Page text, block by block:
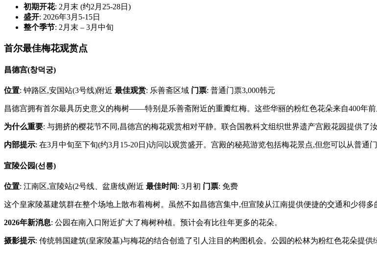
初期开花: 2月末 (约2月25-28日)
盛开: 2026年3月5-15日
整个季节: 2月末 – 3月中旬
首尔最佳梅花观赏点
昌德宫(창덕궁)
位置: 钟路区,安国站(3号线)附近 最佳观赏: 乐善斋区域 门票: 普通门票3,000韩元
昌德宫拥有首尔最具历史意义的梅树——特别是乐善斋附近的重瓣红梅。这些华丽的粉红色花朵来自400年
为什么重要: 与拥挤的樱花节不同,昌德宫的梅花观赏相对平静。联合国教科文组织世界遗产宫殿花园提供了
内部提示: 在3月中旬至下旬(约3月15-20日)访问以观赏盛开。宫殿的秘苑游览包括梅花景点,但您可以从普通
宣陵公园(선릉)
位置: 江南区,宣陵站(2号线、盆唐线)附近 最佳时间: 3月初 门票: 免费
这个皇家陵墓建筑群在整个场地上散布着梅树。虽然不如昌德宫集中,但宣陵从江南提供便捷的交通和少得多
2026年新消息: 公园在南入口附近扩大了梅树种植。预计会有比往年更多的花朵。
摄影提示: 传统韩国建筑(皇家陵墓)与梅花的结合创造了引人注目的构图机会。公园的松林为粉红色花朵提供